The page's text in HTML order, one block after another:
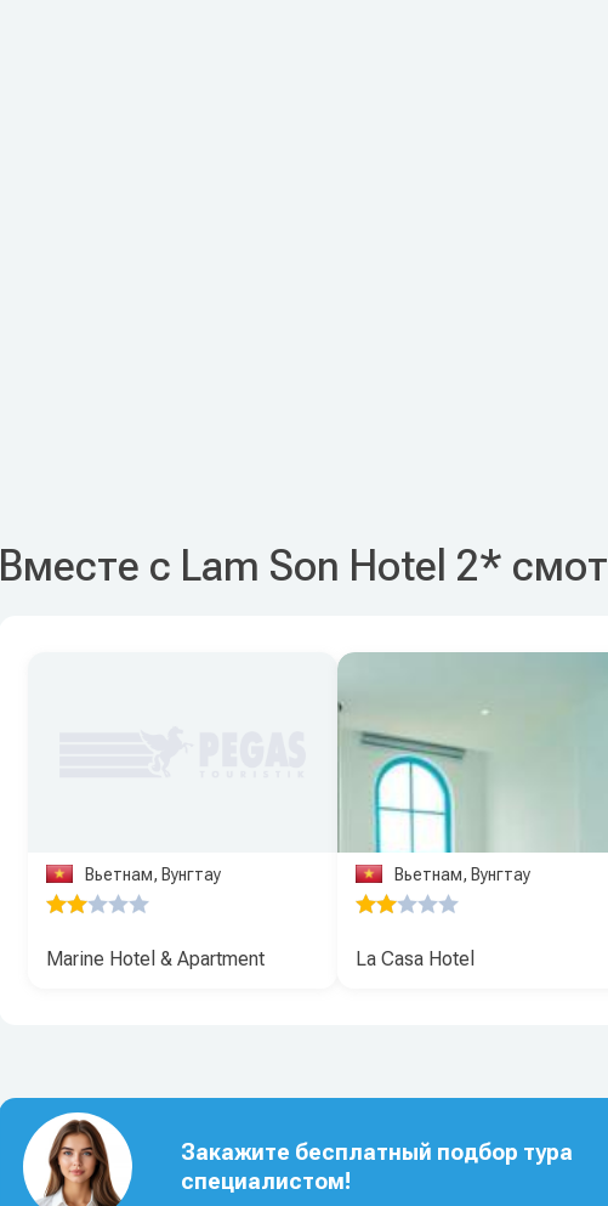
Вместе с Lam Son Hotel 2*
Вьетнам, Вунгтау
Marine Hotel & Apartment
Вьетнам, Вунгтау
La Casa Hotel
Закажите бесплатный подбор тура
специалистом!